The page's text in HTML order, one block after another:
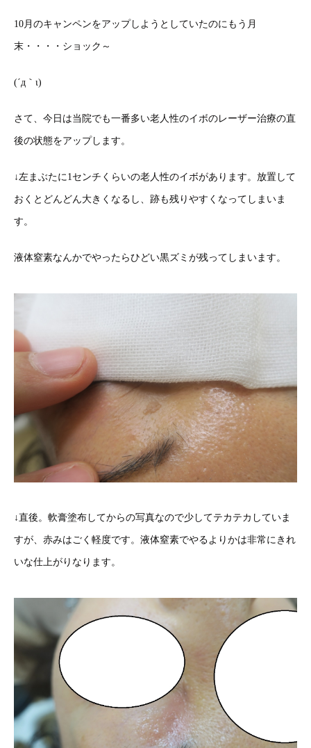
10月のキャンペンをアップしようとしていたのにもう月
末・・・・ショック～
(´д｀ι)
さて、今日は当院でも一番多い老人性のイボのレーザー治療の直
後の状態をアップします。
↓左まぶたに1センチくらいの老人性のイボがあります。放置して
おくとどんどん大きくなるし、跡も残りやすくなってしまいま
す。
液体窒素なんかでやったらひどい黒ズミが残ってしまいます。
↓直後。軟膏塗布してからの写真なので少してテカテカしていま
すが、赤みはごく軽度です。液体窒素でやるよりかは非常にきれ
いな仕上がりなります。